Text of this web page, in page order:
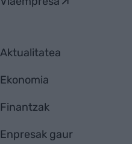
Aktualitatea
Ekonomia
Finantzak
Enpresak gaur